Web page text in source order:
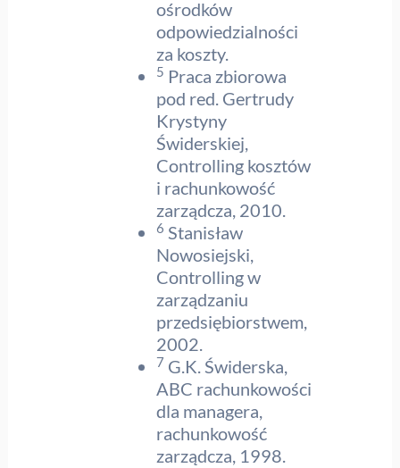
ośrodków
odpowiedzialności
za koszty.
5 Praca zbiorowa
pod red. Gertrudy
Krystyny
Świderskiej,
Controlling kosztów
i rachunkowość
zarządcza, 2010.
6 Stanisław
Nowosiejski,
Controlling w
zarządzaniu
przedsiębiorstwem,
2002.
7 G.K. Świderska,
ABC rachunkowości
dla managera,
rachunkowość
zarządcza, 1998.